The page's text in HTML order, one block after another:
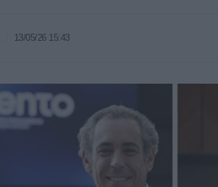
13/05/26 15:43